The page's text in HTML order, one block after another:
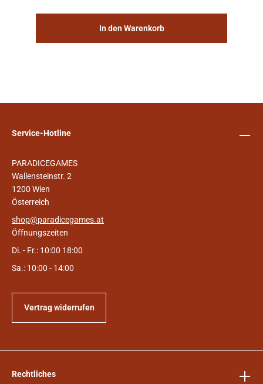
In den Warenkorb
Service-Hotline
PARADICEGAMES
Wallensteinstr. 2
1200 Wien
Österreich
shop@paradicegames.at
Öffnungszeiten
Di. - Fr.: 10:00 18:00
Sa.: 10:00 - 14:00
Vertrag widerrufen
Rechtliches